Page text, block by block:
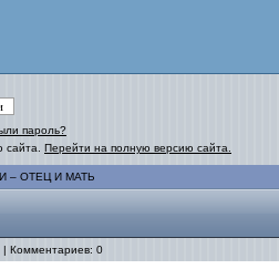
пароль?
сайта. Перейти на полную версию сайта.
– ОТЕЦ И МАТЬ
| Комментариев: 0